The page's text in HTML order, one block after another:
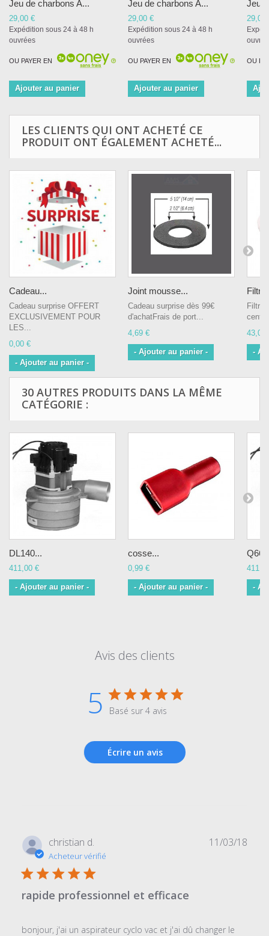
Jeu de charbons A...
29,00 €
Expédition sous 24 à 48 h
ouvrées
OU PAYER EN
Ajouter au panier
Jeu de charbons A...
29,00 €
Expédition sous 24 à 48 h
ouvrées
OU PAYER EN
Ajouter au panier
Jeu
29,00
OU
LES CLIENTS QUI ONT ACHETÉ CE
PRODUIT ONT ÉGALEMENT ACHETÉ...
Cadeau...
Cadeau surprise OFFERT
EXCLUSIVEMENT POUR
LES...
0,00 €
- Ajouter au panier -
Joint mousse...
Cadeau surprise dès 99€
d'achatFrais de port...
4,69 €
- Ajouter au panier -
Filtre
43,00
-
30 AUTRES PRODUITS DANS LA MÊME
CATÉGORIE :
DL140...
411,00 €
- Ajouter au panier -
cosse...
0,99 €
- Ajouter au panier - -
Avis des clients
5 Basé sur 4 avis
Écrire un avis
christian d.
Acheteur vérifié
rapide professionnel et efficace
bonjour, j'ai un aspirateur cyclo vac et j'ai dû changer le
11/03/18